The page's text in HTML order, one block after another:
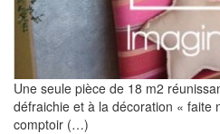
Une seule pièce de 18 m2
défraichie et à la décoration « faite
comptoir (…)